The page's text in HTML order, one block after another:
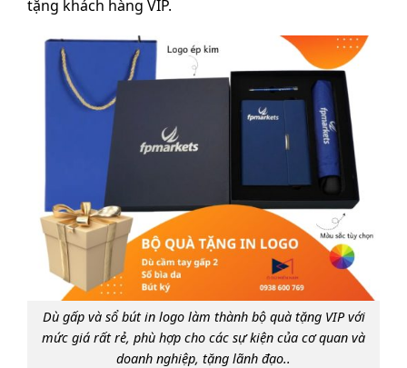
tặng khách hàng VIP.
Dù gấp và sổ bút in logo làm thành bộ quà tặng VIP với
mức giá rất rẻ, phù hợp cho các sự kiện của cơ quan và
doanh nghiệp, tặng lãnh đạo..